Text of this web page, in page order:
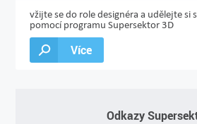
vžijte se do role designéra a udělejte
pomocí programu Supersektor 3D
Více
Odkazy